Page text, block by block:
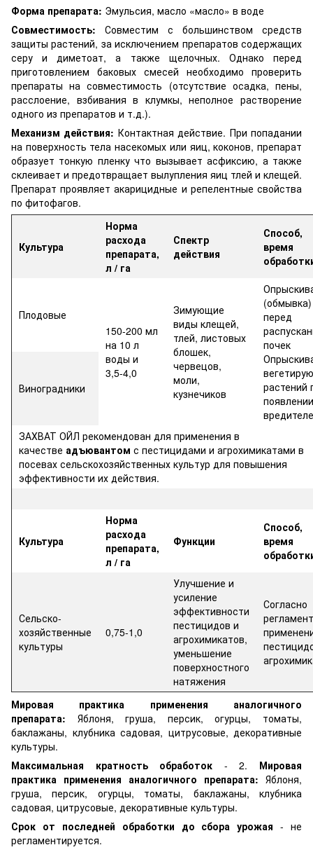
Форма препарата: Эмульсия, масло «масло» в воде
Совместимость: Совместим с большинством средств
защиты растений, за исключением препаратов содержащих
серу и диметоат, а также щелочных. Однако перед
приготовлением баковых смесей необходимо проверить
препараты на совместимость (отсутствие осадка, пены,
расслоение, взбивания в клумкы, неполное растворение
одного из препаратов и т.д.).
Механизм действия: Контактная действие. При попадании
на поверхность тела насекомых или яиц, коконов, препарат
образует тонкую пленку что вызывает асфиксию, а также
склеивает и предотвращает вылупления яиц тлей и клещей.
Препарат проявляет акарицидные и репелентные свойства
по фитофагов.
Культура
Норма
расхода
препарата,
л / га
Спектр
действия
Способ,
время
Плодовые
150-200 мл
на 10 л
воды и
3,5-4,0
Зимующие
виды клещей,
тлей, листовых
блошек,
червецов,
моли,
кузнечиков
(обмывка)
перед
почек
растений
появлении
Виноградники
ЗАХВАТ ОЙЛ рекомендован для применения в
качестве адъювантом с пестицидами и агрохимикатами в
посевах сельскохозяйственных культур для повышения
эффективности их действия.
Культура
Норма
расхода
препарата,
л / га
Функции
Способ,
время
Сельско-
хозяйственные
культуры
0,75-1,0
Улучшение и
усиление
эффективности
пестицидов и
агрохимикатов,
уменьшение
поверхностного
натяжения
Согласно
Мировая практика применения аналогичного
препарата: Яблоня, груша, персик, огурцы, томаты,
баклажаны, клубника садовая, цитрусовые, декоративные
культуры.
Максимальная кратность обработок - 2. Мировая
практика применения аналогичного препарата: Яблоня,
груша, персик, огурцы, томаты, баклажаны, клубника
садовая, цитрусовые, декоративные культуры.
Срок от последней обработки до сбора урожая - не
регламентируется.